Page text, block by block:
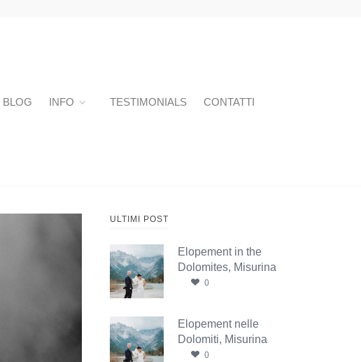
BLOG INFO TESTIMONIALS CONTATTI
ULTIMI POST
Elopement in the
Dolomites, Misurina
0
Elopement nelle
Dolomiti, Misurina
0